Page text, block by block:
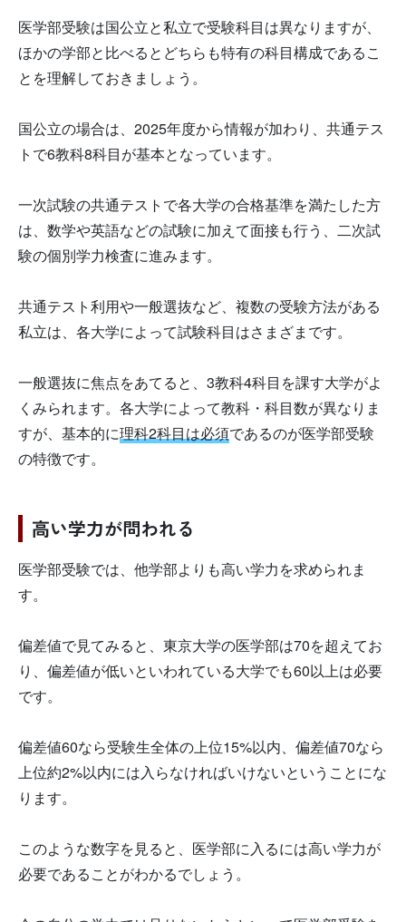
医学部受験は国公立と私立で受験科目は異なりますが、
ほかの学部と比べるとどちらも特有の科目構成であるこ
とを理解しておきましょう。
国公立の場合は、2025年度から情報が加わり、共通テス
トで6教科8科目が基本となっています。
一次試験の共通テストで各大学の合格基準を満たした方
は、数学や英語などの試験に加えて面接も行う、二次試
験の個別学力検査に進みます。
共通テスト利用や一般選抜など、複数の受験方法がある
私立は、各大学によって試験科目はさまざまです。
一般選抜に焦点をあてると、3教科4科目を課す大学がよ
くみられます。各大学によって教科・科目数が異なりま
すが、基本的に理科2科目は必須であるのが医学部受験
の特徴です。
高い学力が問われる
医学部受験では、他学部よりも高い学力を求められま
す。
偏差値で見てみると、東京大学の医学部は70を超えてお
り、偏差値が低いといわれている大学でも60以上は必要
です。
偏差値60なら受験生全体の上位15%以内、偏差値70なら
上位約2%以内には入らなければいけないということにな
ります。
このような数字を見ると、医学部に入るには高い学力が
必要であることがわかるでしょう。